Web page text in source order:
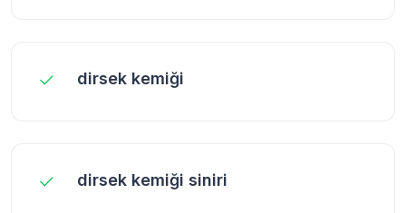
dirsek kemiği
dirsek kemiği siniri